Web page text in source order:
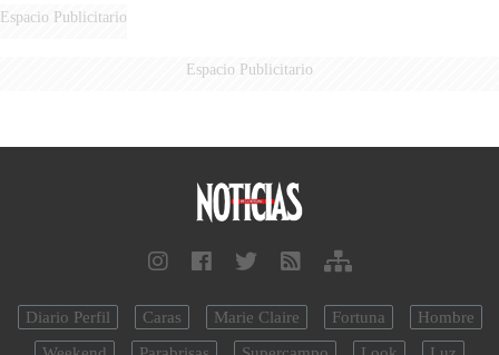
Espacio Publicitario
Espacio Publicitario
Diario Perfil Caras Marie Claire Fortuna
Hombre